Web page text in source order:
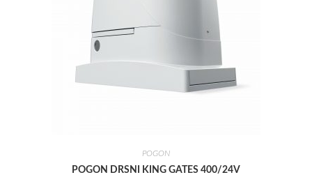
POGON
POGON DRSNI KING GATES 400/24V